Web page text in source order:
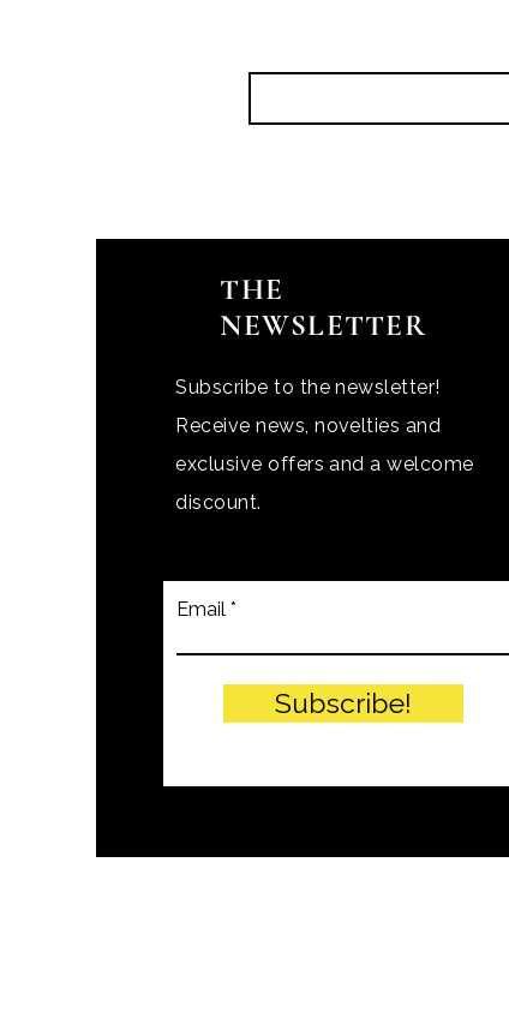
THE
NEWSLETTER
Subscribe to the newsletter!
Receive news, novelties and
exclusive offers and a welcome
discount.
Email
Subscribe!